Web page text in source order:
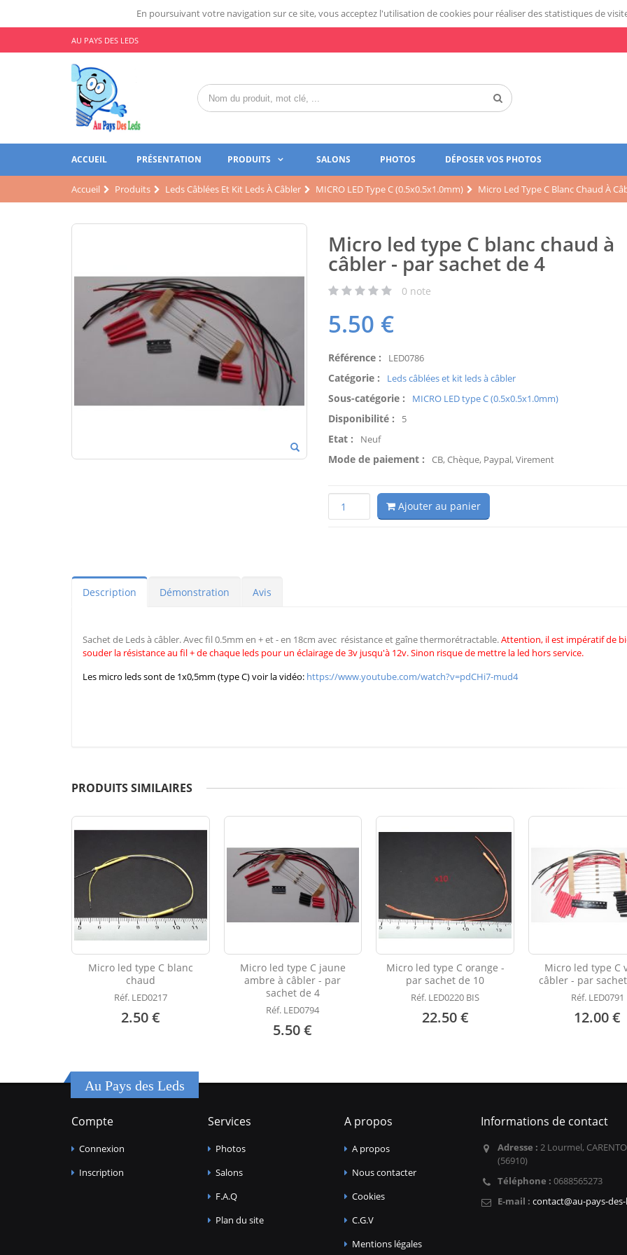
En poursuivant votre navigation sur ce site, vous acceptez l'utilisation de cookies pour réaliser des statistiques de
AU PAYS DES LEDS
ACCUEIL PRÉSENTATION PRODUITS SALONS PHOTOS DÉPOSER VOS PHOTOS
Accueil Produits Leds Câblées Et Kit Leds À Câbler MICRO LED Type C (0.5x0.5x1.0mm) Micro Led Type C Blanc Chaud À
Micro led type C blanc chaud à
câbler - par sachet de 4
0 note
5.50 €
Référence : LED0786
Catégorie : Leds câblées et kit leds à câbler
Sous-catégorie : MICRO LED type C (0.5x0.5x1.0mm)
Disponibilité : 5
Etat : Neuf
Mode de paiement : CB, Chèque, Paypal, Virement
Ajouter au panier
Description Démonstration Avis
Sachet de Leds à câbler. Avec fil 0.5mm en + et - en 18cm avec résistance et gaîne thermorétractable.Attention, il est impératif de
souder la résistance au fil + de chaque leds pour un éclairage de 3v jusqu'à 12v. Sinon risque de mettre la led hors service.
Les micro leds sont de 1x0,5mm (type C) voir la vidéo: https://www.youtube.com/watch?v=pdCHi7-mud4
PRODUITS SIMILAIRES
Micro led type C blanc
chaud
Réf. LED0217
2.50 €
Micro led type C jaune
ambre à câbler - par
sachet de 4
Réf. LED0794
5.50 €
Micro led type C orange -
par sachet de 10
Réf. LED0220 BIS
22.50 €
Micro led type C
câbler - par
Réf. LED0791
12.00 €
Au Pays des Leds
Compte
Connexion
Inscription
Services
Photos
Salons
F.A.Q
Plan du site
A propos
A propos
Nous contacter
Cookies
C.G.V
Mentions légales
Informations de contact
Adresse : 2 Lourmel,
(56910)
Téléphone : 0688565273
E-mail : contact@au-pays-